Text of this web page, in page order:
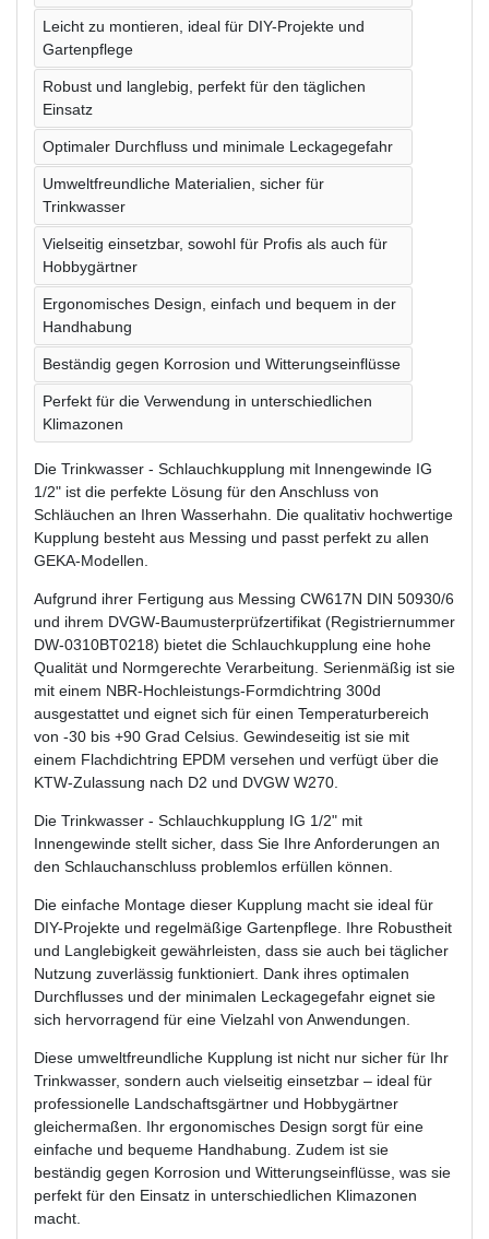
Leicht zu montieren, ideal für DIY-Projekte und
Gartenpflege
Robust und langlebig, perfekt für den täglichen
Einsatz
Optimaler Durchfluss und minimale Leckagegefahr
Umweltfreundliche Materialien, sicher für
Trinkwasser
Vielseitig einsetzbar, sowohl für Profis als auch für
Hobbygärtner
Ergonomisches Design, einfach und bequem in der
Handhabung
Beständig gegen Korrosion und Witterungseinflüsse
Perfekt für die Verwendung in unterschiedlichen
Klimazonen
Die Trinkwasser - Schlauchkupplung mit Innengewinde IG
1/2" ist die perfekte Lösung für den Anschluss von
Schläuchen an Ihren Wasserhahn. Die qualitativ hochwertige
Kupplung besteht aus Messing und passt perfekt zu allen
GEKA-Modellen.
Aufgrund ihrer Fertigung aus Messing CW617N DIN 50930/6
und ihrem DVGW-Baumusterprüfzertifikat (Registriernummer
DW-0310BT0218) bietet die Schlauchkupplung eine hohe
Qualität und Normgerechte Verarbeitung. Serienmäßig ist sie
mit einem NBR-Hochleistungs-Formdichtring 300d
ausgestattet und eignet sich für einen Temperaturbereich
von -30 bis +90 Grad Celsius. Gewindeseitig ist sie mit
einem Flachdichtring EPDM versehen und verfügt über die
KTW-Zulassung nach D2 und DVGW W270.
Die Trinkwasser - Schlauchkupplung IG 1/2" mit
Innengewinde stellt sicher, dass Sie Ihre Anforderungen an
den Schlauchanschluss problemlos erfüllen können.
Die einfache Montage dieser Kupplung macht sie ideal für
DIY-Projekte und regelmäßige Gartenpflege. Ihre Robustheit
und Langlebigkeit gewährleisten, dass sie auch bei täglicher
Nutzung zuverlässig funktioniert. Dank ihres optimalen
Durchflusses und der minimalen Leckagegefahr eignet sie
sich hervorragend für eine Vielzahl von Anwendungen.
Diese umweltfreundliche Kupplung ist nicht nur sicher für Ihr
Trinkwasser, sondern auch vielseitig einsetzbar – ideal für
professionelle Landschaftsgärtner und Hobbygärtner
gleichermaßen. Ihr ergonomisches Design sorgt für eine
einfache und bequeme Handhabung. Zudem ist sie
beständig gegen Korrosion und Witterungseinflüsse, was sie
perfekt für den Einsatz in unterschiedlichen Klimazonen
macht.